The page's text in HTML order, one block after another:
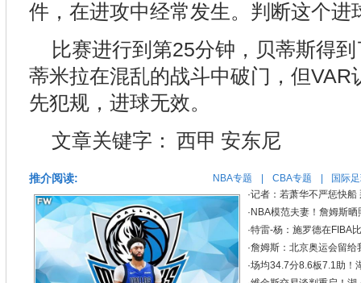
件，在进攻中经常发生。判断这个进
比赛进行到第25分钟，贝蒂斯得
蒂米拉在混乱的战斗中破门，但VAR
先犯规，进球无效。
文章关键字： 西甲 安东尼
推介阅读: NBA专题 CBA专题 国际
·记者：若萧华不严惩快船
· NBA模范夫妻！詹姆斯
·特雷-杨：施罗德在FIBA
·詹姆斯：北京奥运会留给
·场均34.7分8.6板7.1助！